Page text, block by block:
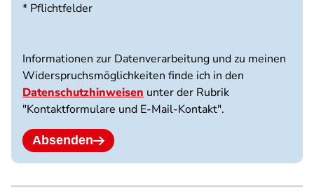
Maximal
möglich.
10
MB
Limit.
Erlaubte
jpg
jpeg
pdf.
* Pflichtfelder
Informationen zur Datenverarbeitung und zu meinen
Widerspruchsmöglichkeiten finde ich in den
Datenschutzhinweisen unter der Rubrik
"Kontaktformulare und E-Mail-Kontakt".
Absenden